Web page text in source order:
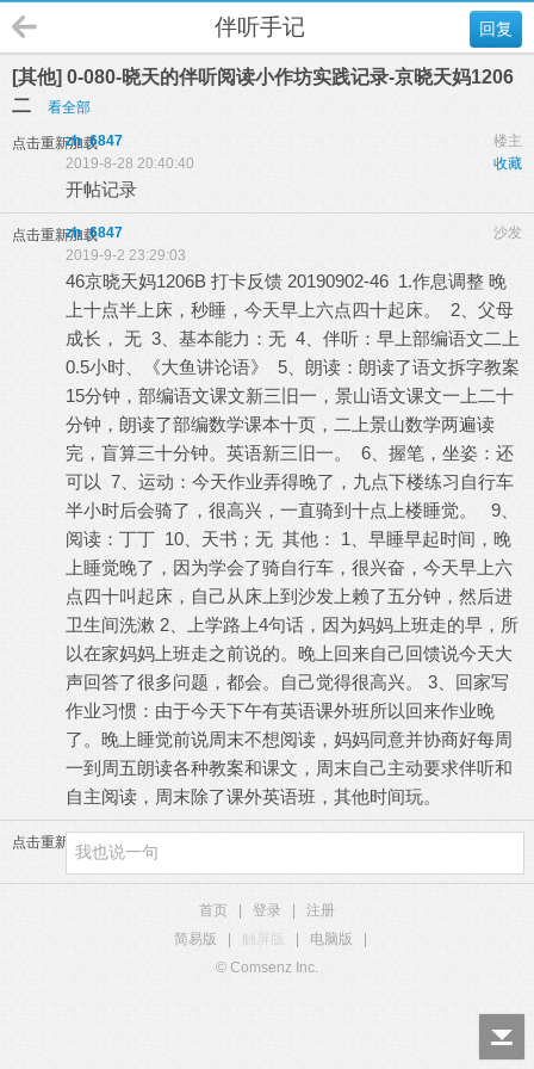
回复
伴听手记
[其他] 0-080-晓天的伴听阅读小作坊实践记录-京晓天妈1206
二
看全部
点击重新加载 楼主
zh_6847
收藏
2019-8-28 20:40:40
开帖记录
点击重新加载 沙发
zh_6847
2019-9-2 23:29:03
46京晓天妈1206B 打卡反馈 20190902-46 1.作息调整 晚
上十点半上床，秒睡，今天早上六点四十起床。 2、父母
成长， 无 3、基本能力：无 4、伴听：早上部编语文二上
0.5小时、《大鱼讲论语》 5、朗读：朗读了语文拆字教案
15分钟，部编语文课文新三旧一，景山语文课文一上二十
分钟，朗读了部编数学课本十页，二上景山数学两遍读
完，盲算三十分钟。英语新三旧一。 6、握笔，坐姿：还
可以 7、运动：今天作业弄得晚了，九点下楼练习自行车
半小时后会骑了，很高兴，一直骑到十点上楼睡觉。 9、
阅读：丁丁 10、天书；无 其他： 1、早睡早起时间，晚
上睡觉晚了，因为学会了骑自行车，很兴奋，今天早上六
点四十叫起床，自己从床上到沙发上赖了五分钟，然后进
卫生间洗漱 2、上学路上4句话，因为妈妈上班走的早，所
以在家妈妈上班走之前说的。晚上回来自己回馈说今天大
声回答了很多问题，都会。自己觉得很高兴。 3、回家写
作业习惯：由于今天下午有英语课外班所以回来作业晚
了。晚上睡觉前说周末不想阅读，妈妈同意并协商好每周
一到周五朗读各种教案和课文，周末自己主动要求伴听和
自主阅读，周末除了课外英语班，其他时间玩。
点击重新加载
首页 登录
注册
简易版
触屏版 电脑版
© Comsenz Inc.